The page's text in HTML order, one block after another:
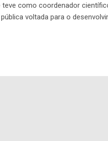
como coordenador
voltada para o
código aberto e sem o